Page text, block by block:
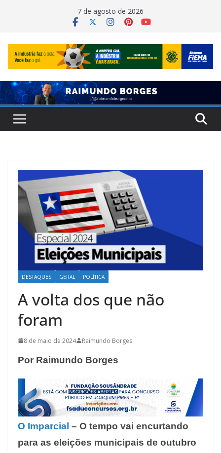
7 de agosto de 2026
DESTAQUES GERAL POLÍTICA
A volta dos que não
foram
8 de maio de 2024 Raimundo Borges
Por Raimundo Borges
O Imparcial – O tempo vai encurtando
para as eleições municipais de outubro